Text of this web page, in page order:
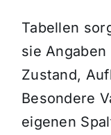
Tabellen
sie
Zustand,
Besondere
eigenen